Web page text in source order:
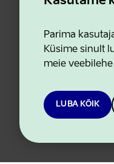
Parima
Küsime sinult
meie
LUBA KÕIK